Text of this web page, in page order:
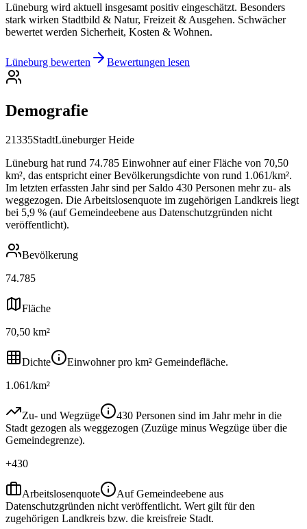
Lüneburg wird aktuell insgesamt positiv eingeschätzt. Besonders
stark wirken Stadtbild & Natur, Freizeit & Ausgehen. Schwächer
bewertet werden Sicherheit, Kosten & Wohnen.
Lüneburg bewerten Bewertungen lesen
Demografie
21335StadtLüneburger Heide
Lüneburg hat rund 74.785 Einwohner auf einer Fläche von 70,50
km², das entspricht einer Bevölkerungsdichte von rund 1.061/km².
Im letzten erfassten Jahr sind per Saldo 430 Personen mehr zu- als
weggezogen. Die Arbeitslosenquote im zugehörigen Landkreis liegt
bei 5,9 % (auf Gemeindeebene aus Datenschutzgründen nicht
veröffentlicht).
Bevölkerung
74.785
Fläche
70,50 km²
Dichte
Einwohner pro km² Gemeindefläche.
1.061/km²
Zu- und Wegzüge
430 Personen sind im Jahr mehr in die
Stadt gezogen als weggezogen (Zuzüge minus Wegzüge über die
Gemeindegrenze).
+430
Arbeitslosenquote
Auf Gemeindeebene aus
Datenschutzgründen nicht veröffentlicht. Wert gilt für den
zugehörigen Landkreis bzw. die kreisfreie Stadt.